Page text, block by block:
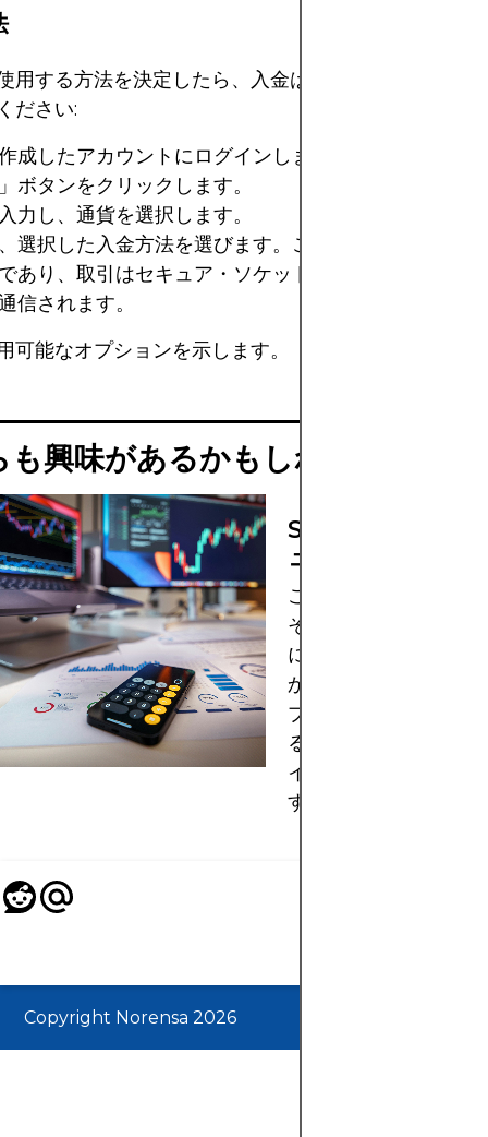
用する方法を決定したら、入金は簡単で迅速です。
ださい:
成したアカウントにログインします。
ボタンをクリックします。
力し、通貨を選択します。
選択した入金方法を選びます。これは安全でプライ
あり、取引はセキュア・ソケット・レイヤー（SSL
信されます。
可能なオプションを示します。
興味があるかもしれません
SUPERFOREX
ュー: 利点と欠点
この金融アプリに出
それがどのようなも
になったことはあり
か？このレビューで
プリの機能や利点を
る際に考慮すべき重
イントを詳しくご紹
す。
Copyright Norensa 2026